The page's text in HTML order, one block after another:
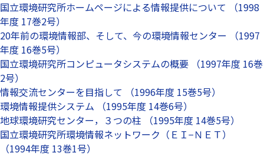
国立環境研究所ホームページによる情報提供について （1998
年度 17巻2号）
20年前の環境情報部、そして、今の環境情報センター （1997
年度 16巻5号）
国立環境研究所コンピュータシステムの概要 （1997年度 16巻
2号）
情報交流センターを目指して （1996年度 15巻5号）
環境情報提供システム （1995年度 14巻6号）
地球環境研究センター，３つの柱 （1995年度 14巻5号）
国立環境研究所環境情報ネットワーク（ＥＩ−ＮＥＴ）
（1994年度 13巻1号）